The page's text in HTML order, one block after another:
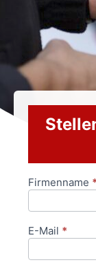
Firmenname *
E-Mail *